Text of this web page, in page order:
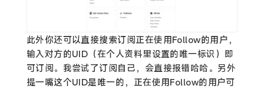
此外你还可以直接搜索订阅正在使用Follow的用户，
输入对方的UID（在个人资料里设置的唯一标识）即
可订阅。我尝试了订阅自己，会直接报错哈哈。另外
提一嘴这个UID是唯一的，正在使用Follow的用户可